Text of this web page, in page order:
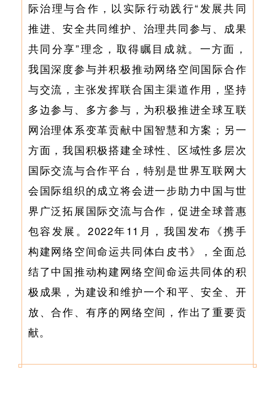
际治理与合作，以实际行动践行“发展共同
推进、安全共同维护、治理共同参与、成果
共同分享”理念，取得瞩目成就。一方面，
我国深度参与并积极推动网络空间国际合作
与交流，主张发挥联合国主渠道作用，坚持
多边参与、多方参与，为积极推进全球互联
网治理体系变革贡献中国智慧和方案；另一
方面，我国积极搭建全球性、区域性多层次
国际交流与合作平台，特别是世界互联网大
会国际组织的成立将会进一步助力中国与世
界广泛拓展国际交流与合作，促进全球普惠
包容发展。2022年11月，我国发布《携手
构建网络空间命运共同体白皮书》，全面总
结了中国推动构建网络空间命运共同体的积
极成果，为建设和维护一个和平、安全、开
放、合作、有序的网络空间，作出了重要贡
献。